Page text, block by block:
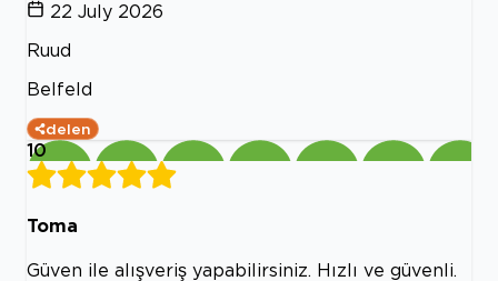
22 July 2026
Ruud
Belfeld
delen
10
Toma
Güven ile alışveriş yapabilirsiniz. Hızlı ve güvenli.